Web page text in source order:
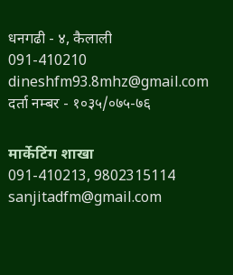
धनगढी - ४, कैलाली
091-410210
dineshfm93.8mhz@gmail.com
दर्ता नम्बर - १०३५/०७५-७६
मार्केटिंग शाखा
091-410213, 9802315114
sanjitadfm@gmail.com